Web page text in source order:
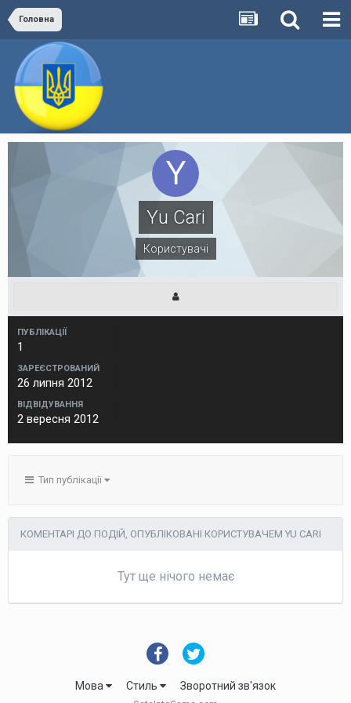
Головна
Yu Cari
Користувачі
ПУБЛІКАЦІЇ
1
ЗАРЕЄСТРОВАНИЙ
26 липня 2012
ВІДВІДУВАННЯ
2 вересня 2012
Тип публікації
КОМЕНТАРІ ДО ПОДІЙ, ОПУБЛІКОВАНІ КОРИСТУВАЧЕМ YU CARI
Тут ще нічого немає
Мова Стиль Зворотний зв'язок